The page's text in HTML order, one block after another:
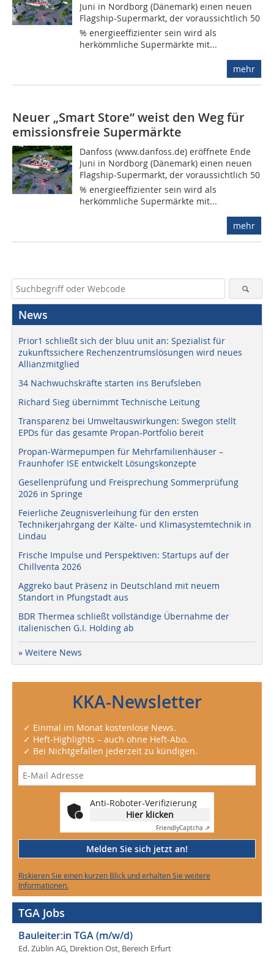
Juni in Nordborg (Dänemark) einen neuen
Flagship-Supermarkt, der voraussichtlich 50
% energieeffizienter sein wird als
herkömmliche Supermärkte mit...
mehr
Neuer „Smart Store“ weist den Weg für
emissionsfreie Supermärkte
Danfoss (www.danfoss.de) eröffnete Ende
Juni in Nordborg (Dänemark) einen neuen
Flagship-Supermarkt, der voraussichtlich 50
% energieeffizienter sein wird als
herkömmliche Supermärkte mit...
mehr
News
Prior1 schließt sich der bluu unit an: Spezialist für
zukunftssichere Rechenzentrumslösungen wird neues
Allianzmitglied
34 Nachwuchskräfte starten ins Berufsleben
Richard Sieg übernimmt Technische Leitung
Transparenz bei Umweltauswirkungen: Swegon stellt
EPDs für das gesamte Propan-Portfolio bereit
Propan-Wärmepumpen für Mehrfamilienhäuser –
Fraunhofer ISE entwickelt Lösungskonzepte
Gesellenprüfung und Freisprechung Sommerprüfung
2026 in Springe
Feierliche Zeugnisverleihung für den ersten
Technikerjahrgang der Kälte- und Klimasystemtechnik in
Lindau
Frische Impulse und Perspektiven: Startups auf der
Chillventa 2026
Aggreko baut Präsenz in Deutschland mit neuem
Standort in Pfungstadt aus
BDR Thermea schließt vollständige Übernahme der
italienischen G.I. Holding ab
» Weitere News
KKA-Newsletter
✓ Einmal im Monat kostenlose News.
✓ Heft-Highlights – auch ohne Heft-Abo.
✓ Bei Nichtgefallen jederzeit zu kündigen.
Anti-Roboter-Verifizierung
Hier klicken
FriendlyCaptcha ⇗
Melden Sie sich jetzt an!
Riskieren Sie einen kurzen Blick und erhalten Sie weitere
Informationen.
TGA Jobs
Bauleiter:in TGA (m/w/d)
Ed. Züblin AG, Direktion Ost, Bereich Erfurt